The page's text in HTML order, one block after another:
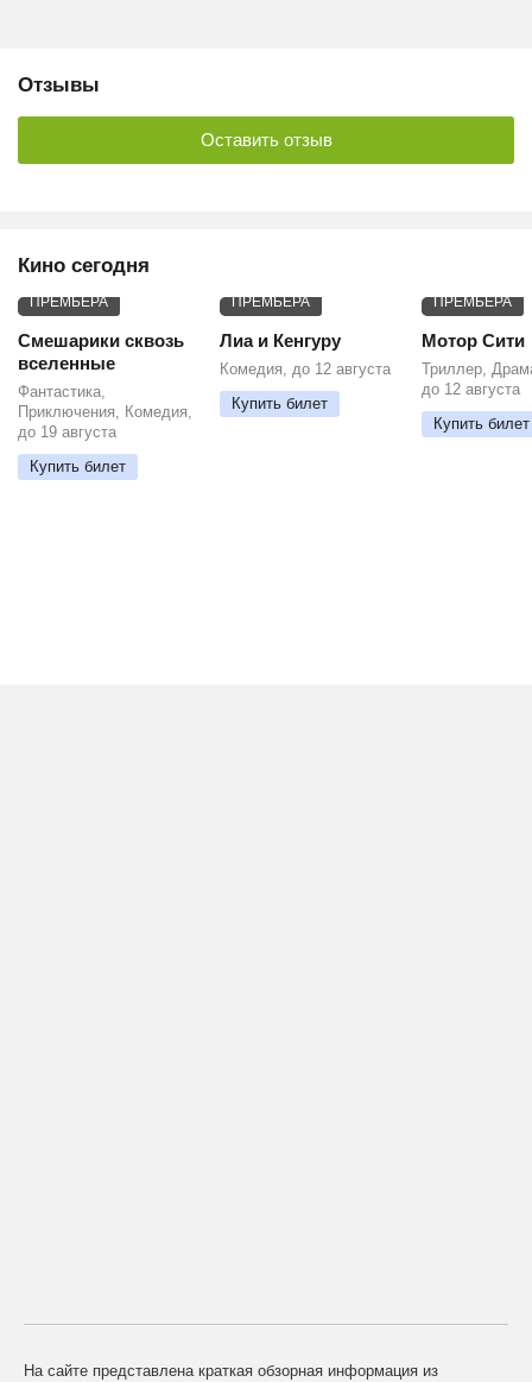
Отзывы
Оставить отзыв
Кино сегодня
ПРЕМЬЕРА
Смешарики сквозь
вселенные
Фантастика,
Приключения, Комедия,
до 19 августа
Купить билет
ПРЕМЬЕРА
Лиа и Кенгуру
Комедия, до 12 августа
Купить билет
ПРЕМЬЕРА
Мотор Сити
Триллер,
до 12 августа
Купить билет
На сайте представлена краткая обзорная информация из